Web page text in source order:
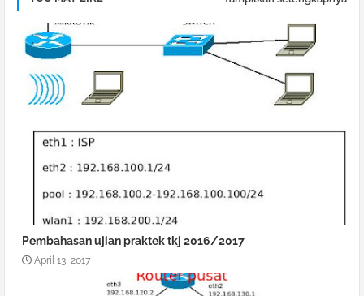
Pembahasan ujian praktek tkj 2016/2017
April 13, 2017